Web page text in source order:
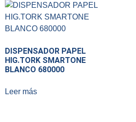
DISPENSADOR PAPEL
HIG.TORK SMARTONE
BLANCO 680000
Leer más